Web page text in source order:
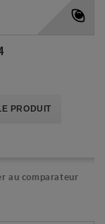
PRODUIT
au comparateur